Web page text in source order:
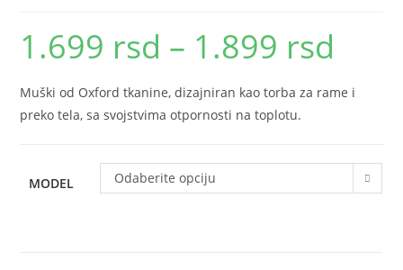
1.699 rsd – 1.899 rsd
1.899 rsd
Muški od Oxford tkanine, dizajniran kao torba za rame i
preko tela, sa svojstvima otpornosti na toplotu.
MODEL Odaberite opciju